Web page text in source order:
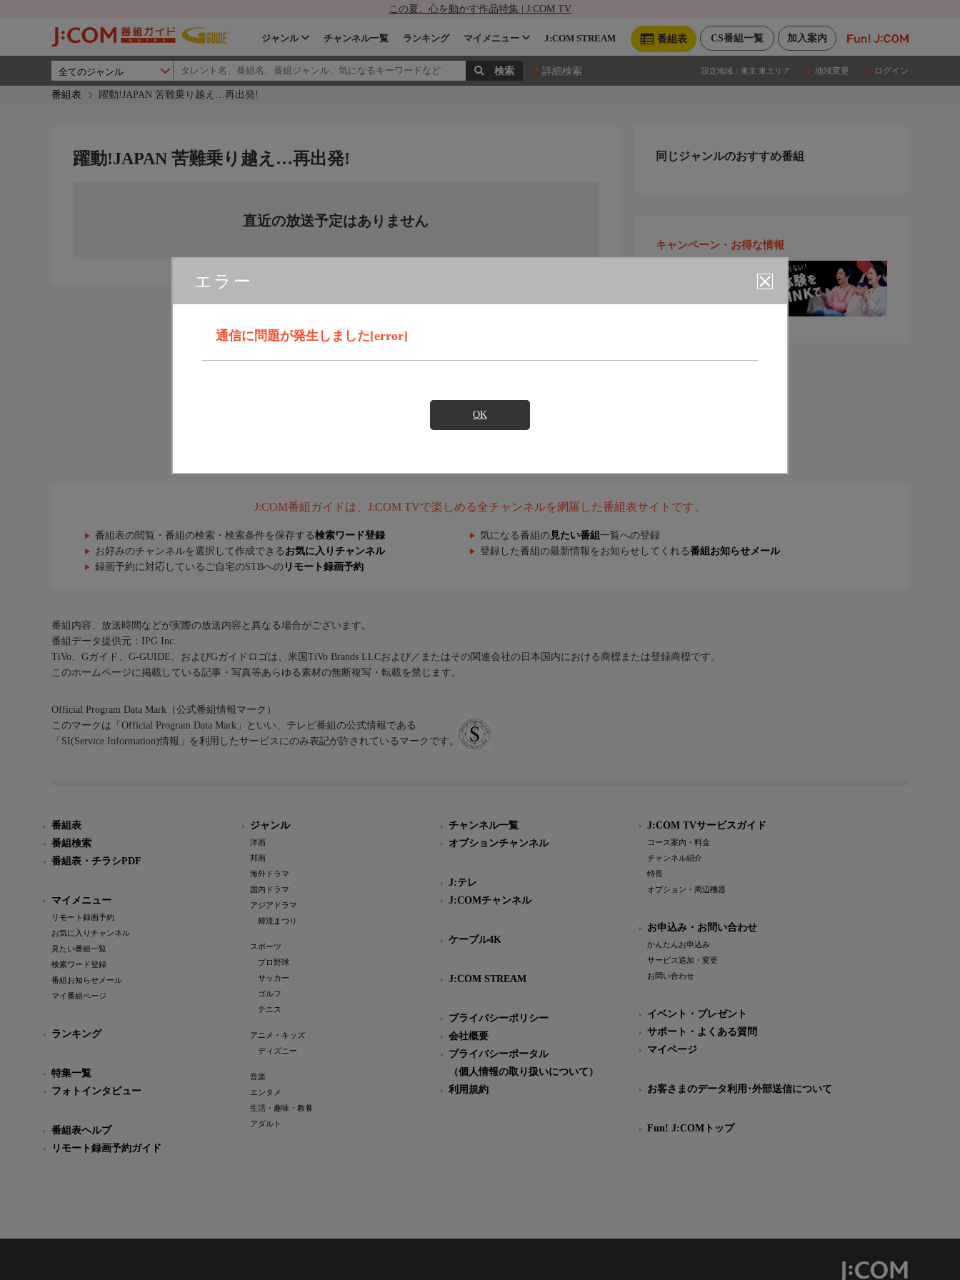
この夏、心を動かす作品特集 | J:COM TV
加入案内
CS番組一覧
番組表
ジャンル チャンネル一覧 ランキング マイメニュー J:COM STREAM
詳細検索 設定地域： 東京 東エリア 地域変更 ログイン
番組表 躍動!JAPAN 苦難乗り越え…再出発!
エラー
通信に問題が発生しました[error]
OK
躍動!JAPAN 苦難乗り越え…再出発!
直近の放送予定はありません
同じジャンルのおすすめ番組
キャンペーン・お得な情報
J:COM番組ガイドは、J:COM TVで楽しめる全チャンネルを網羅した番組表サイトです。
番組表の閲覧・番組の検索・検索条件を保存する検索ワード登録 気になる番組の 見たい番組 一覧への登録
お好みのチャンネルを選択して作成できる お気に入りチャンネル 登録した番組の最新情報をお知らせしてくれる番組お知らせメール
録画予約に対応しているご自宅のSTBへの リモート録画予約
番組内容、放送時間などが実際の放送内容と異なる場合がございます。
番組データ提供元：IPG Inc.
TiVo、Gガイド、G-GUIDE、およびGガイドロゴは、米国TiVo Brands LLCおよび／またはその関連会社の日本国内における商標または登録商標です。
このホームページに掲載している記事・写真等あらゆる素材の無断複写・転載を禁じます。
Official Program Data Mark（公式番組情報マーク）
このマークは「Official Program Data Mark」といい、テレビ番組の公式情報である
「SI(Service Information)情報」を利用したサービスにのみ表記が許されているマークです。
番組表
番組検索
番組表・チラシPDF
マイメニュー
リモート録画予約
お気に入りチャンネル
見たい番組一覧
検索ワード登録
番組お知らせメール
マイ番組ページ
ランキング
特集一覧
フォトインタビュー
番組表ヘルプ
リモート録画予約ガイド
ジャンル
洋画
邦画
海外ドラマ
国内ドラマ
アジアドラマ
韓流まつり
スポーツ
プロ野球
サッカー
ゴルフ
テニス
アニメ・キッズ
ディズニー
音楽
エンタメ
生活・趣味・教養
アダルト
チャンネル一覧
オプションチャンネル
J:テレ
J:COMチャンネル
ケーブル4K
J:COM STREAM
プライバシーポリシー
会社概要
プライバシーポータル
（個人情報の取り扱いについて）
利用規約
J:COM TVサービスガイド
コース案内・料金
チャンネル紹介
特長
オプション・周辺機器
お申込み・お問い合わせ
かんたんお申込み
サービス追加・変更
お問い合わせ
イベント・プレゼント
サポート・よくある質問
マイページ
お客さまのデータ利用･外部送信について
Fun! J:COMトップ